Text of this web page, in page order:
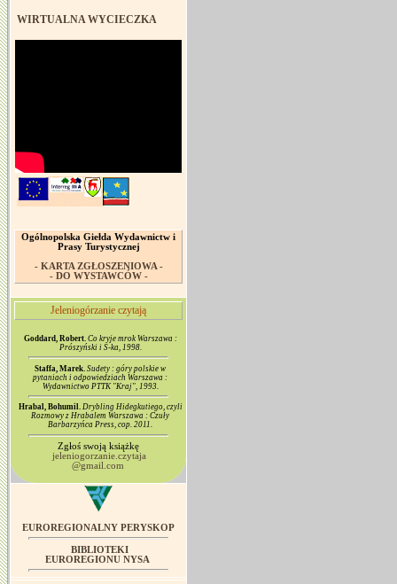
WIRTUALNA WYCIECZKA
Ogólnopolska Giełda Wydawnictw i
Prasy Turystycznej
- KARTA ZGŁOSZENIOWA -
- DO WYSTAWCÓW -
Jeleniogórzanie czytają
Goddard, Robert. Co kryje mrok Warszawa :
Prószyński i S-ka, 1998.
Staffa, Marek. Sudety : góry polskie w
pytaniach i odpowiedziach Warszawa :
Wydawnictwo PTTK "Kraj", 1993.
Hrabal, Bohumil. Drybling Hidegkutiego, czyli
Rozmowy z Hrabalem Warszawa : Czuły
Barbarzyńca Press, cop. 2011.
Zgłoś swoją książkę
jeleniogorzanie.czytaja
@gmail.com
EUROREGIONALNY PERYSKOP
BIBLIOTEKI
EUROREGIONU NYSA